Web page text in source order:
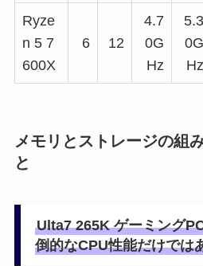
Ryze
n 5 7
600X
6 12
4.7
0G
Hz
5.3
0G
Hz
メモリとストレージの組
と
Ulta7 265K ゲーミング
倒的なCPU性能だけでは